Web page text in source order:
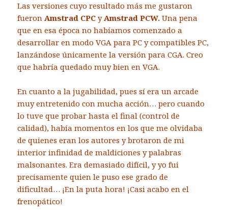
Las versiones cuyo resultado más me gustaron
fueronAmstrad CPC yAmstrad PCW. Una pena
que en esa época no habíamos comenzado a
desarrollar en modo VGA para PC y compatibles PC,
lanzándose únicamente la versión para CGA. Creo
que habría quedado muy bien en VGA.
En cuanto a la jugabilidad, pues sí era un arcade
muy entretenido con mucha acción… pero cuando
lo tuve que probar hasta el final (control de
calidad), había momentos en los que me olvidaba
de quienes eran los autores y brotaron de mi
interior infinidad de maldiciones y palabras
malsonantes. Era demasiado difícil, y yo fui
precisamente quien le puso ese grado de
dificultad… ¡En la puta hora! ¡Casi acabo en el
frenopático!